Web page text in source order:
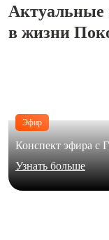
Актуальные
в жизни
Эфир
Конспект эфира с
Узнать больше